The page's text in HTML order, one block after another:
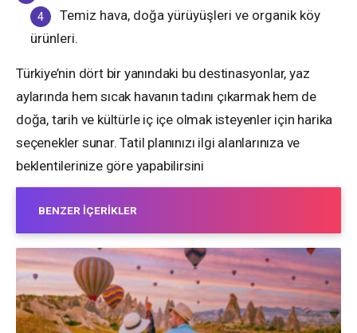
Temiz hava, doğa yürüyüşleri ve organik köy
ürünleri.
Türkiye’nin dört bir yanındaki bu destinasyonlar, yaz
aylarında hem sıcak havanın tadını çıkarmak hem de
doğa, tarih ve kültürle iç içe olmak isteyenler için harika
seçenekler sunar. Tatil planınızı ilgi alanlarınıza ve
beklentilerinize göre yapabilirsini
BENZER İÇERIKLER